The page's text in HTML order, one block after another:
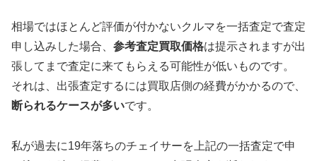
相場ではほとんど評価が付かないクルマを一括査定で査定
申し込みした場合、 参考査定買取価格は提示されますが出
張してまで査定に来てもらえる可能性が低いものです。
それは、出張査定するには買取店側の経費がかかるので、
断られるケースが多いです。
私が過去に19年落ちのチェイサーを上記の一括査定で申